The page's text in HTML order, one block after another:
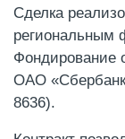
Сделка
региональным
Фондирование
ОАО
8636).